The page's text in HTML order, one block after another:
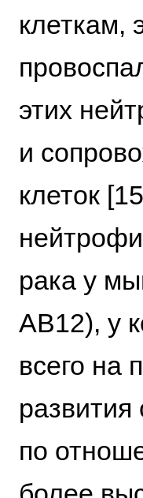
клеткам,
этих
и
клеток
рака у
AB12), у
всего на
по